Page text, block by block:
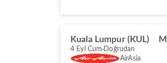
Kuala Lumpur (KUL)
4 Eyl Cum Doğrudan
AirAsia